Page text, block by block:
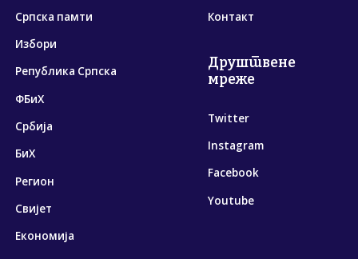
Српска памти
Избори
Република Српска
ФБиХ
Србија
БиХ
Регион
Свијет
Економија
Контакт
Друштвене
мреже
Twitter
Instagram
Facebook
Youtube